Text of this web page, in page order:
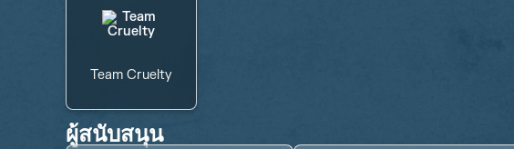
Team Cruelty
ผู้สนับสนุน